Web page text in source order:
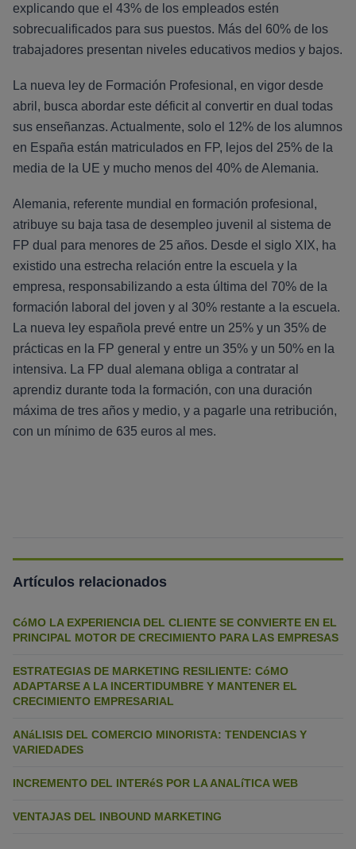
explicando que el 43% de los empleados estén
sobrecualificados para sus puestos. Más del 60% de los
trabajadores presentan niveles educativos medios y bajos.
La nueva ley de Formación Profesional, en vigor desde
abril, busca abordar este déficit al convertir en dual todas
sus enseñanzas. Actualmente, solo el 12% de los alumnos
en España están matriculados en FP, lejos del 25% de la
media de la UE y mucho menos del 40% de Alemania.
Alemania, referente mundial en formación profesional,
atribuye su baja tasa de desempleo juvenil al sistema de
FP dual para menores de 25 años. Desde el siglo XIX, ha
existido una estrecha relación entre la escuela y la
empresa, responsabilizando a esta última del 70% de la
formación laboral del joven y al 30% restante a la escuela.
La nueva ley española prevé entre un 25% y un 35% de
prácticas en la FP general y entre un 35% y un 50% en la
intensiva. La FP dual alemana obliga a contratar al
aprendiz durante toda la formación, con una duración
máxima de tres años y medio, y a pagarle una retribución,
con un mínimo de 635 euros al mes.
Artículos relacionados
CóMO LA EXPERIENCIA DEL CLIENTE SE CONVIERTE EN EL
PRINCIPAL MOTOR DE CRECIMIENTO PARA LAS EMPRESAS
ESTRATEGIAS DE MARKETING RESILIENTE: CóMO
ADAPTARSE A LA INCERTIDUMBRE Y MANTENER EL
CRECIMIENTO EMPRESARIAL
ANáLISIS DEL COMERCIO MINORISTA: TENDENCIAS Y
VARIEDADES
INCREMENTO DEL INTERéS POR LA ANALíTICA WEB
VENTAJAS DEL INBOUND MARKETING